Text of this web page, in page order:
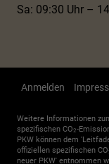
Sa: 09:30 Uhr –
Anmelden
Weitere Informationen
spezifischen CO2-
PKW können dem
offiziellen spezifischen CO
neuer PKW' entnommen